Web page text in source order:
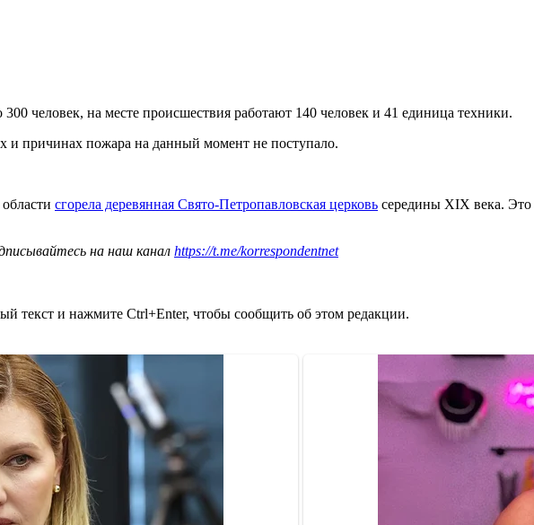
человек, на месте происшествия работают 140 человек и 41 единица техники.
причинах пожара на данный момент не поступало.
сгорела деревянная Свято-Петропавловская церковь середины XIX века. Это
на наш канал https://t.me/korrespondentnet
текст и нажмите Ctrl+Enter, чтобы сообщить об этом редакции.